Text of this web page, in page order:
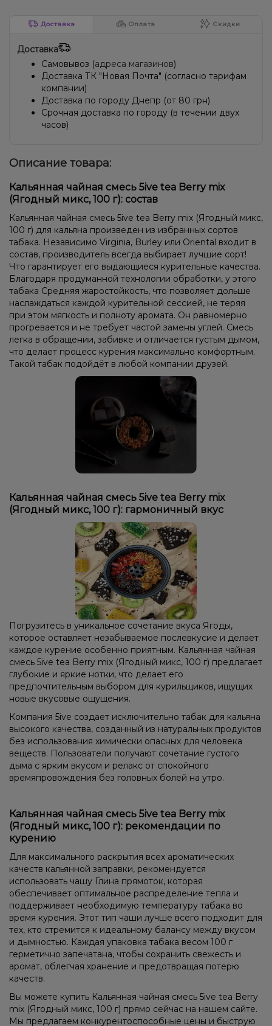
Доставка Оплата Скидки
Доставка
Самовывоз (адреса магазинов)
Доставка ТК "Новая Почта" (согласно тарифам
компании)
Доставка по городу Днепр (от 80 грн)
Срочная доставка по городу (в течении двух
часов)
Описание товара:
Кальянная чайная смесь 5ive tea Berry mix
(Ягодный микс, 100 г): состав
Кальянная чайная смесь 5ive tea Berry mix (Ягодный микс,
100 г) для кальяна произведен из избранных сортов
табака. Независимо Virginia, Burley или Oriental входит в
состав, производитель всегда выбирает лучшие сорт!
Что гарантирует его выдающиеся курительные качества.
Благодаря продуманной технологии обработки, у этого
табака Средняя жаростойкость, что позволяет дольше
наслаждаться каждой курительной сессией, не теряя
при этом мягкость и полноту аромата. Он равномерно
прогревается и не требует частой замены углей. Смесь
легка в обращении, забивке и отличается густым дымом,
что делает процесс курения максимально комфортным.
Такой табак подойдёт в любой компании друзей.
Кальянная чайная смесь 5ive tea Berry mix
(Ягодный микс, 100 г): гармоничный вкус
Погрузитесь в уникальное сочетание вкуса Ягоды,
которое оставляет незабываемое послевкусие и делает
каждое курение особенно приятным. Кальянная чайная
смесь 5ive tea Berry mix (Ягодный микс, 100 г) предлагает
глубокие и яркие нотки, что делает его
предпочтительным выбором для курильщиков, ищущих
новые вкусовые ощущения.
Компания 5ive создает исключительно табак для кальяна
высокого качества, созданный из натуральных продуктов
без использования химически опасных для человека
веществ. Пользователи получают сочетание густого
дыма с ярким вкусом и релакс от спокойного
времяпровождения без головных болей на утро.
Кальянная чайная смесь 5ive tea Berry mix
(Ягодный микс, 100 г): рекомендации по
курению
Для максимального раскрытия всех ароматических
качеств кальянной заправки, рекомендуется
использовать чашу Глина прямоток, которая
обеспечивает оптимальное распределение тепла и
поддерживает необходимую температуру табака во
время курения. Этот тип чаши лучше всего подходит для
тех, кто стремится к идеальному балансу между вкусом
и дымностью. Каждая упаковка табака весом 100 г
герметично запечатана, чтобы сохранить свежесть и
аромат, облегчая хранение и предотвращая потерю
качеств.
Вы можете купить Кальянная чайная смесь 5ive tea Berry
mix (Ягодный микс, 100 г) прямо сейчас на нашем сайте.
Мы предлагаем конкурентоспособные цены и быструю